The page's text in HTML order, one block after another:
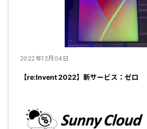
2022年12月04日
【re:Invent 2022】新サービス：ゼロ